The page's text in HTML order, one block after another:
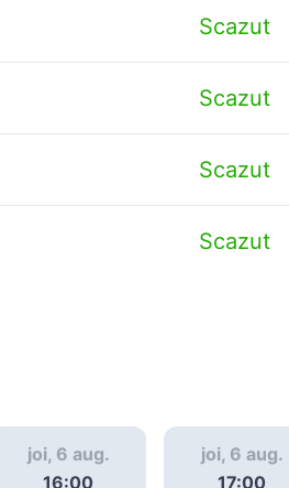
Scazut
Scazut
Scazut
Scazut
joi, 6 aug.
16:00
joi, 6 aug.
17:00